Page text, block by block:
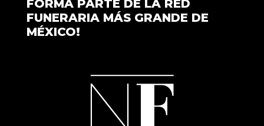
FORMA PARTE DE LA RED
FUNERARIA MÁS GRANDE DE
MÉXICO!